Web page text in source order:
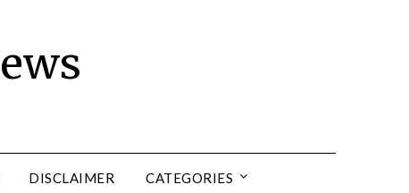
DISCLAIMER CATEGORIES